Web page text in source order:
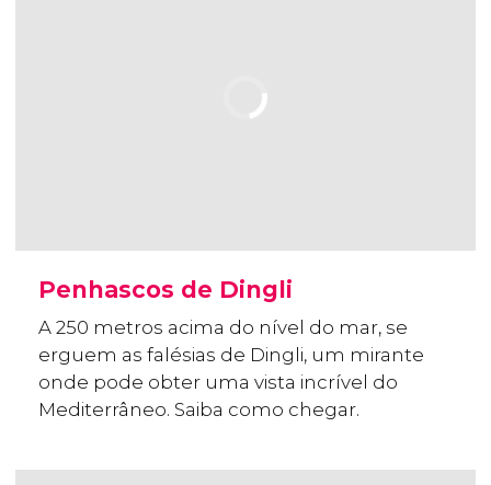
Penhascos de Dingli
A 250 metros acima do nível do mar, se
erguem as falésias de Dingli, um mirante
onde pode obter uma vista incrível do
Mediterrâneo. Saiba como chegar.